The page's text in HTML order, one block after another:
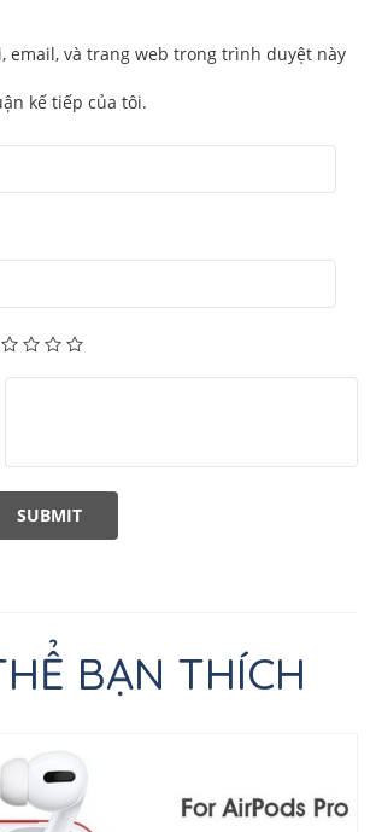
email, và trang web trong trình duyệt này
kế tiếp của tôi.
BẠN THÍCH